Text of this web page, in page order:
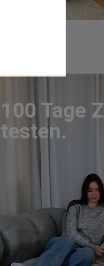
100 Tage
testen.